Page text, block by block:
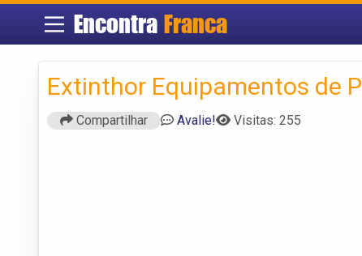
Encontra Franca
Extinthor Equipamentos de
Compartilhar Avalie! Visitas: 255